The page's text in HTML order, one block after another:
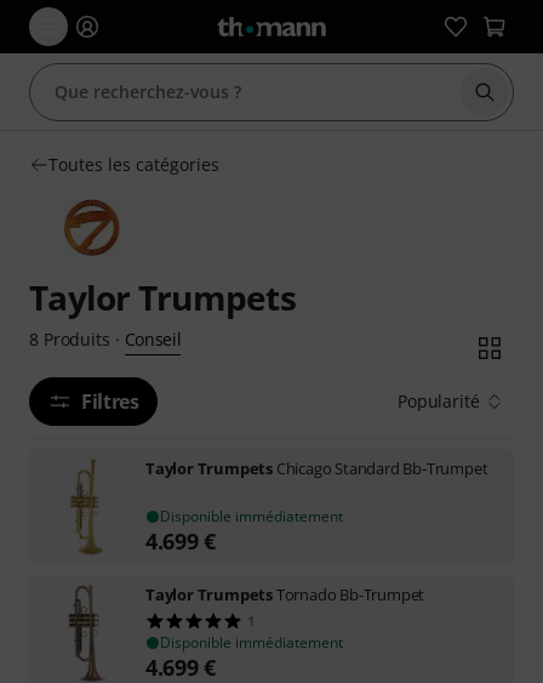
Toutes les catégories
Taylor Trumpets
8 Produits · Conseil
Filtres Popularité
Taylor Trumpets Chicago Standard Bb-Trumpet
Disponible immédiatement
4.699€
Taylor TrumpetsTornado Bb-Trumpet
1
Disponible immédiatement
4.699€